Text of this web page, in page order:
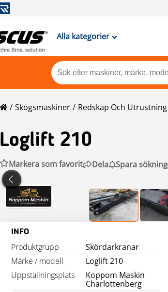
Alla kategorier
Skogsmaskiner Redskap Och Utrustning
Loglift 210
Markera som favorit Dela Spara sökning
INFO
Produktgrupp
Skördarkranar
Märke / modell
Loglift 210
Uppställningsplats
Koppom Maskin
Charlottenberg